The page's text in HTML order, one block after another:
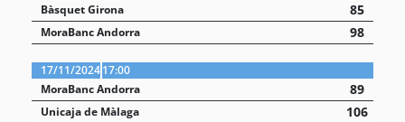
Bàsquet Girona
85
MoraBanc Andorra 98
17/11/202417:00
MoraBanc Andorra
89
Unicaja de Màlaga 106